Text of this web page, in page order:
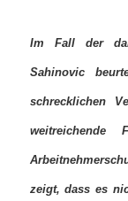
Im Fall der
Sahinovic
schrecklichen
zeigt, dass es